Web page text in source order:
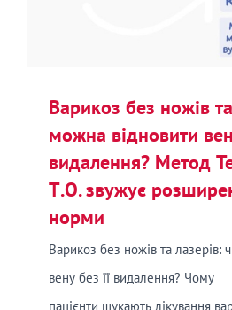
Варикоз без ножів
можна відновити
видалення? Метод
Т.О. звужує
норми
Варикоз без ножів та лазерів:
вену без її видалення? Чому
пацієнти шукають лікування